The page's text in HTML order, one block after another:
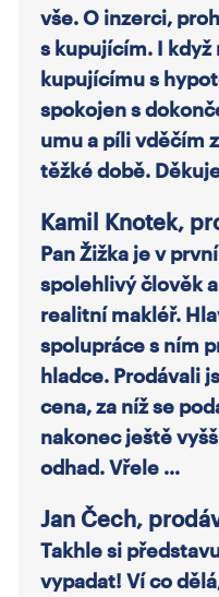
vše. O inzerci,
s kupujícím. I
kupujícímu s
spokojen s
umu a píli vděčím
těžké době.
Kamil Knotek,
Pan Žižka je v
spolehlivý člověk
realitní makléř.
spolupráce s ním
hladce. Prodávali
cena, za níž se
nakonec ještě
odhad. Vřele …
Jan Čech,
Takhle si
vypadat! Ví co